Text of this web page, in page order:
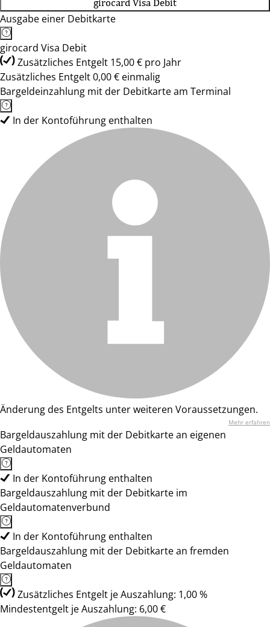
girocard Visa Debit
Ausgabe einer Debitkarte
girocard Visa Debit
Zusätzliches Entgelt 15,00 € pro Jahr
Zusätzliches Entgelt 0,00 € einmalig
Bargeldeinzahlung mit der Debitkarte am Terminal
In der Kontoführung enthalten
Änderung des Entgelts unter weiteren Voraussetzungen.
Mehr erfahren
Bargeldauszahlung mit der Debitkarte an eigenen
Geldautomaten
In der Kontoführung enthalten
Bargeldauszahlung mit der Debitkarte im
Geldautomatenverbund
In der Kontoführung enthalten
Bargeldauszahlung mit der Debitkarte an fremden
Geldautomaten
Zusätzliches Entgelt je Auszahlung: 1,00 %
Mindestentgelt je Auszahlung: 6,00 €